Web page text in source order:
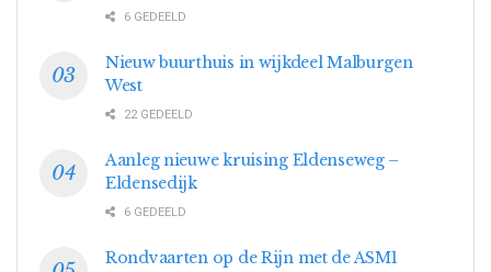
6 GEDEELD
Nieuw buurthuis in wijkdeel Malburgen
West
22 GEDEELD
Aanleg nieuwe kruising Eldenseweg –
Eldensedijk
6 GEDEELD
Rondvaarten op de Rijn met de ASM1